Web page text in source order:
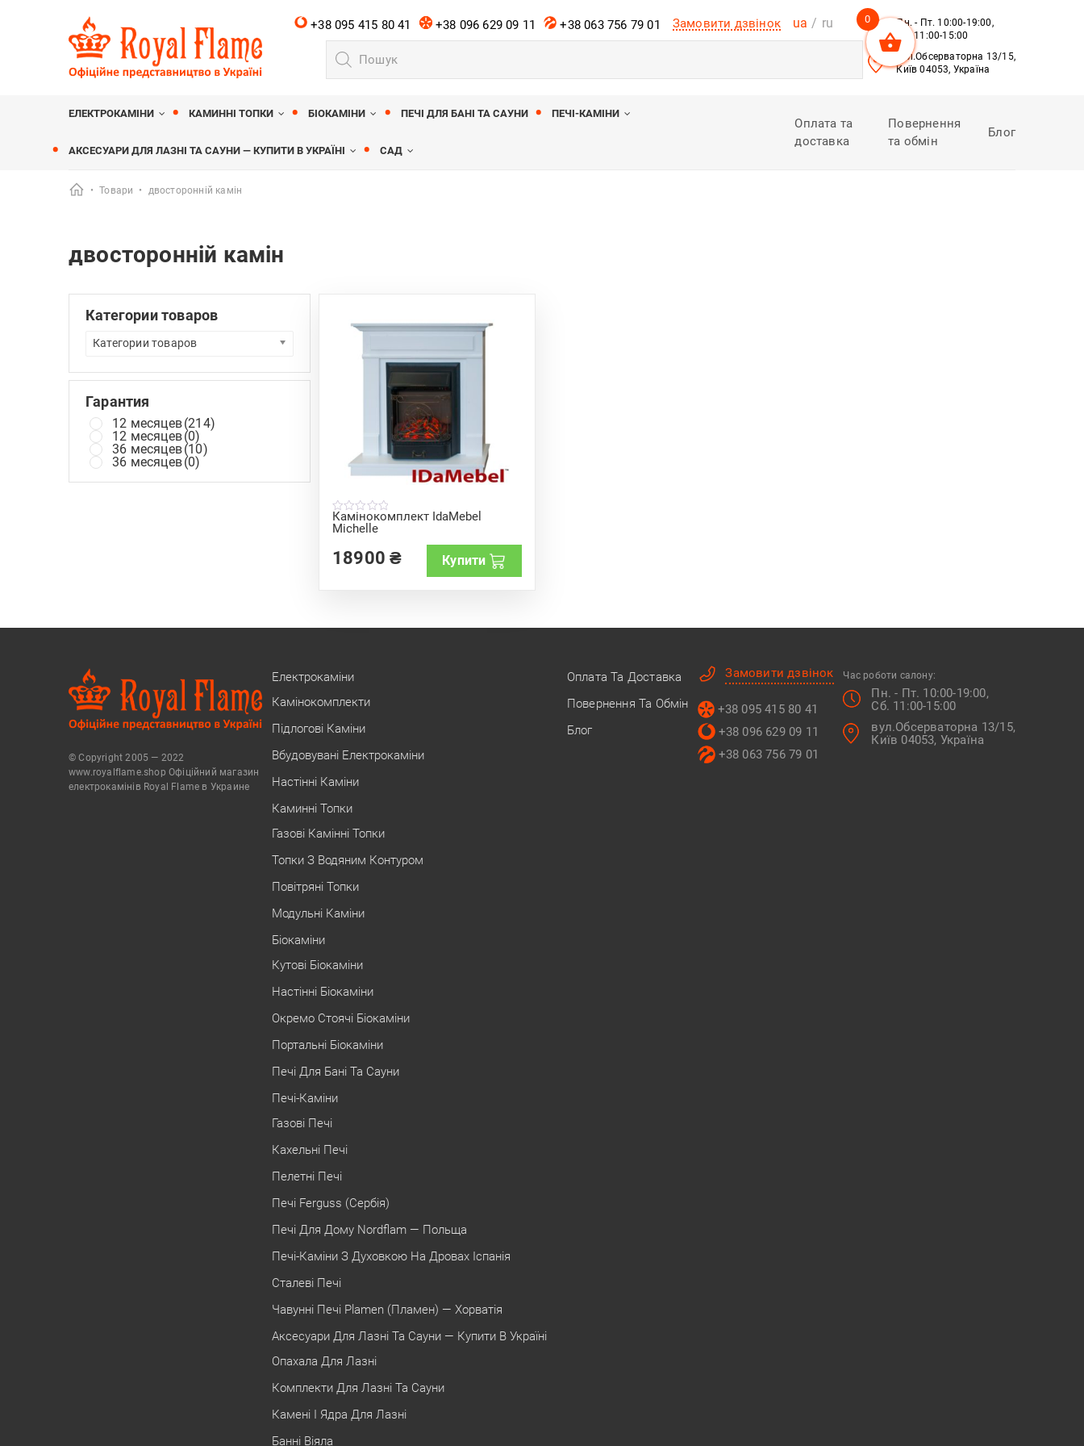
+38 095 415 80 41 +38 096 629 09 11 +38 063 756 79 01 Замовити дзвінок ua
ru
Пошук
товарів
Пн. - Пт. 10:00-19:00,
Сб. 11:00-15:00
вул.Обсерваторна 13/15,
Київ 04053, Україна
Оплата та
доставка
Повернення
та обмін
Блог
ЕЛЕКТРОКАМІНИ КАМИННІ ТОПКИ БІОКАМІНИ ПЕЧІ ДЛЯ БАНІ ТА САУНИ ПЕЧІ-КАМІНИ
АКСЕСУАРИ ДЛЯ ЛАЗНІ ТА САУНИ — КУПИТИ В УКРАЇНІ САД
• Товари • двосторонній камін
двосторонній камін
Категории товаров
Категории товаров
Гарантия
12 месяцев(214)
12 месяцев(0)
36 месяцев(10)
36 месяцев(0)
Камінокомплект IdaMebel
Michelle
0
o
o18900₴ Купити
© Copyright 2005 — 2022
www.royalflame.shop Офіційний магазин
електрокамінів Royal Flame в Украине
Електрокаміни
Камінокомплекти
Підлогові Каміни
Вбудовувані Електрокаміни
Настінні Каміни
Каминні Топки
Газові Камінні Топки
Топки З Водяним Контуром
Повітряні Топки
Модульні Каміни
Біокаміни
Кутові Біокаміни
Настінні Біокаміни
Окремо Стоячі Біокаміни
Портальні Біокаміни
Печі Для Бані Та Сауни
Печі-Каміни
Газові Печі
Кахельні Печі
Пелетні Печі
Печі Ferguss (Сербія)
Печі Для Дому Nordflam — Польща
Печі-Каміни З Духовкою На Дровах Іспанія
Сталеві Печі
Чавунні Печі Plamen (Пламен) — Хорватія
Аксесуари Для Лазні Та Сауни — Купити В Україні
Опахала Для Лазні
Комплекти Для Лазні Та Сауни
Камені І Ядра Для Лазні
Банні Віяла
Оплата Та Доставка
Повернення Та Обмін
Блог
Замовити дзвінок
+38 095 415 80 41
+38 096 629 09 11
+38 063 756 79 01
Час роботи салону:
Пн. - Пт. 10:00-19:00,
Сб. 11:00-15:00
вул.Обсерваторна 13/15,
Київ 04053, Україна
0